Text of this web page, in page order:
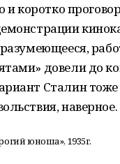
и коротко
довели до
Сталин тоже
наверное.
юноша», 1935г.